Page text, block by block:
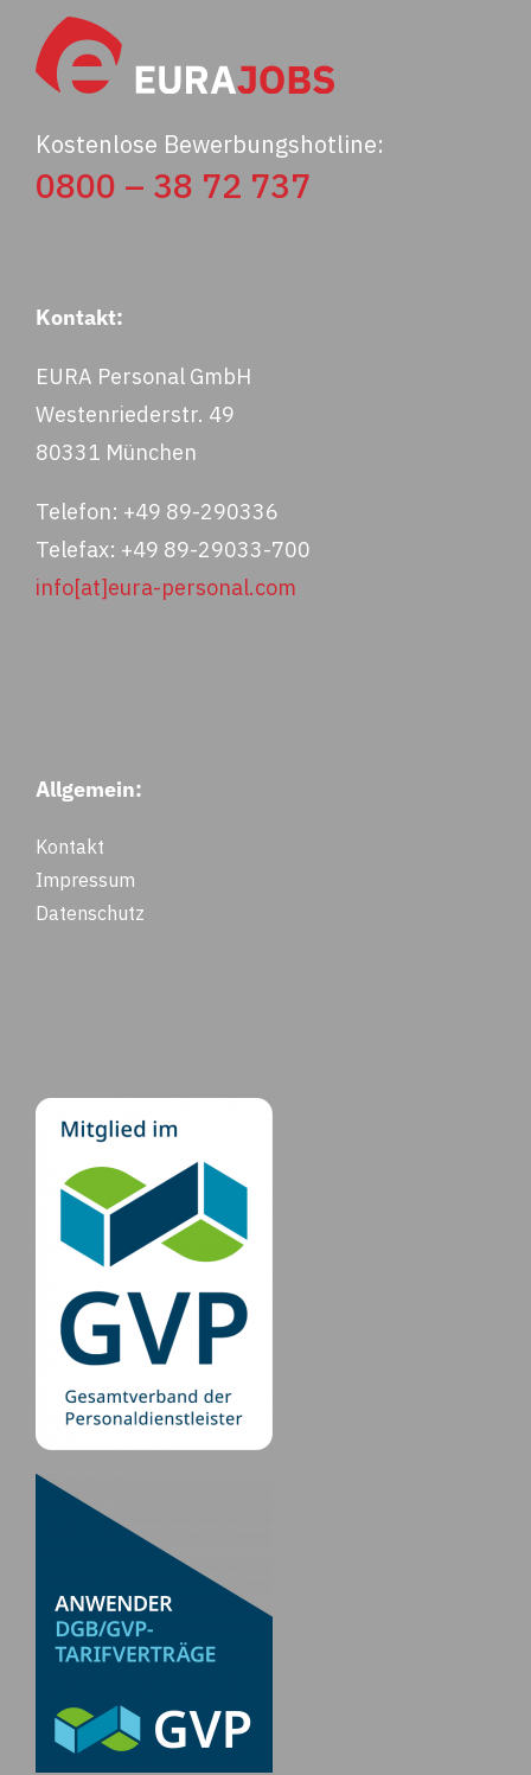
Kostenlose Bewerbungshotline:
0800 – 38 72 737
Kontakt:
EURA Personal GmbH
Westenriederstr. 49
80331 München
Telefon: +49 89-290336
Telefax: +49 89-29033-700
info[at]eura-personal.com
Allgemein:
Kontakt
Impressum
Datenschutz